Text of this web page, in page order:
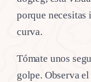
porque necesitas
curva.
Tómate unos
golpe. Observa